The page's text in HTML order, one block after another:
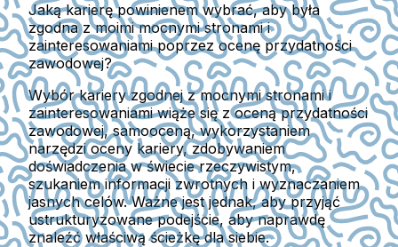
Jaką karierę powinienem wybrać, aby była
zgodna z moimi mocnymi stronami i
zainteresowaniami poprzez ocenę przydatności
zawodowej?
Wybór kariery zgodnej z mocnymi stronami i
zainteresowaniami wiąże się z oceną przydatności
zawodowej, samooceną, wykorzystaniem
narzędzi oceny kariery, zdobywaniem
doświadczenia w świecie rzeczywistym,
szukaniem informacji zwrotnych i wyznaczaniem
jasnych celów. Ważne jest jednak, aby przyjąć
ustrukturyzowane podejście, aby naprawdę
znaleźć właściwą ścieżkę dla siebie.